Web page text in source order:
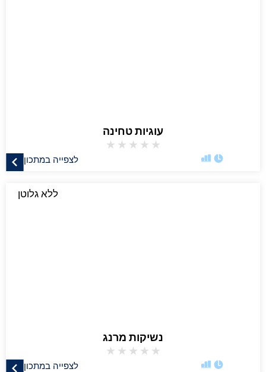
עוגיות טחינה
★
★
★
★
★
לצפייה במתכון
ללא גלוטן
נשיקות מרנג
★
★
★
★
★
לצפייה במתכון